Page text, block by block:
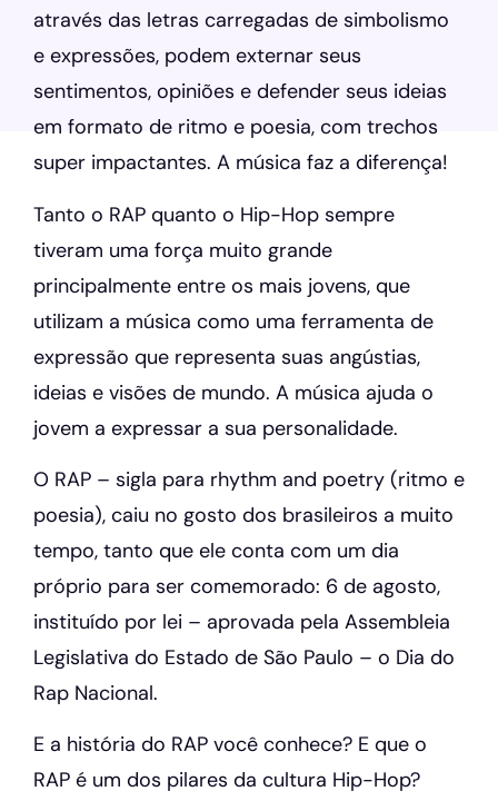
através das letras carregadas de simbolismo
e expressões, podem externar seus
sentimentos, opiniões e defender seus ideias
em formato de ritmo e poesia, com trechos
super impactantes. A música faz a diferença!
Tanto o RAP quanto o Hip-Hop sempre
tiveram uma força muito grande
principalmente entre os mais jovens, que
utilizam a música como uma ferramenta de
expressão que representa suas angústias,
ideias e visões de mundo. A música ajuda o
jovem a expressar a sua personalidade.
O RAP – sigla para rhythm and poetry (ritmo e
poesia), caiu no gosto dos brasileiros a muito
tempo, tanto que ele conta com um dia
próprio para ser comemorado: 6 de agosto,
instituído por lei – aprovada pela Assembleia
Legislativa do Estado de São Paulo – o Dia do
Rap Nacional.
E a história do RAP você conhece? E que o
RAP é um dos pilares da cultura Hip-Hop?